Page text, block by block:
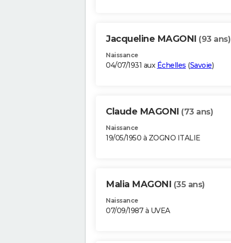
Jacqueline MAGONI (93 ans)
Naissance
04/07/1931 aux Échelles (Savoie)
Claude MAGONI (73 ans)
Naissance
19/05/1950 à ZOGNO ITALIE
Malia MAGONI (35 ans)
Naissance
07/09/1987 à UVEA